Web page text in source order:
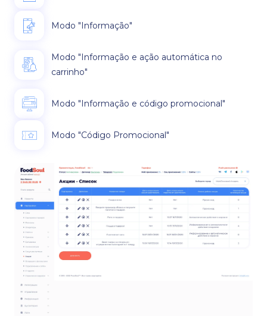
Modo "Informação"
Modo "Informação e ação automática no
carrinho"
Modo "Informação e código promocional"
Modo "Código Promocional"